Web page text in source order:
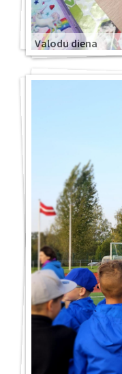
Valodu diena